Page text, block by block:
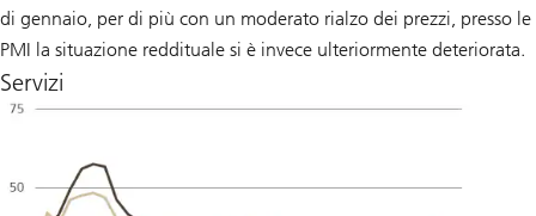
di gennaio, per di più con un moderato rialzo dei prezzi, presso le
PMI la situazione reddituale si è invece ulteriormente deteriorata.
Servizi